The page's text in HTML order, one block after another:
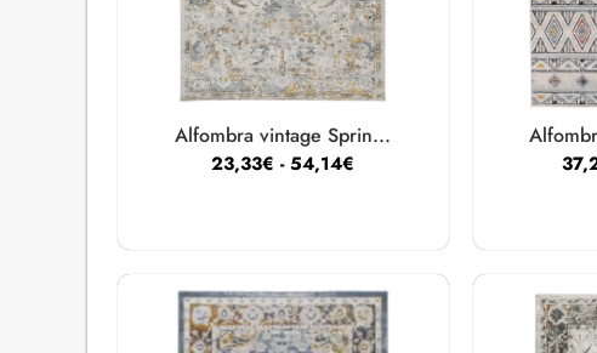
Alfombra vintage Sprin...
23,33€ - 54,14€